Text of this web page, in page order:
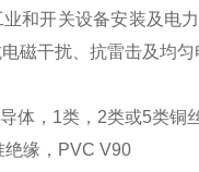
和开关设备安装及电
磁干扰、抗雷击及均
体，1类，2类或5类铜
缘，PVC V90